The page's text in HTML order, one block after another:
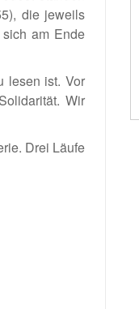
die jeweils
am Ende
lesen ist. Vor
Wir
Drei Läufe